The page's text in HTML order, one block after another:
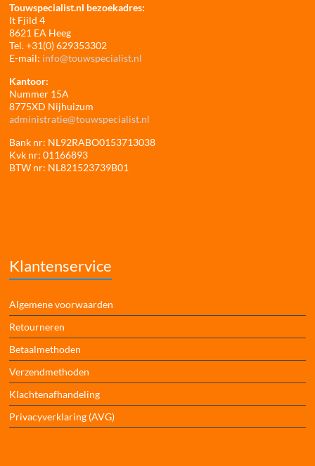
Touwspecialist.nl bezoekadres:
It Fjild 4
8621 EA Heeg
Tel. +31(0) 629353302
E-mail: info@touwspecialist.nl
Kantoor:
Nummer 15A
8775XD Nijhuizum
administratie@touwspecialist.nl
Bank nr: NL92RABO0153713038
Kvk nr: 01166893
BTW nr: NL821523739B01
Klantenservice
Algemene voorwaarden
Retourneren
Betaalmethoden
Verzendmethoden
Klachtenafhandeling
Privacyverklaring (AVG)